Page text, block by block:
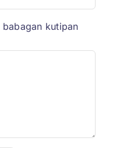
kutipan